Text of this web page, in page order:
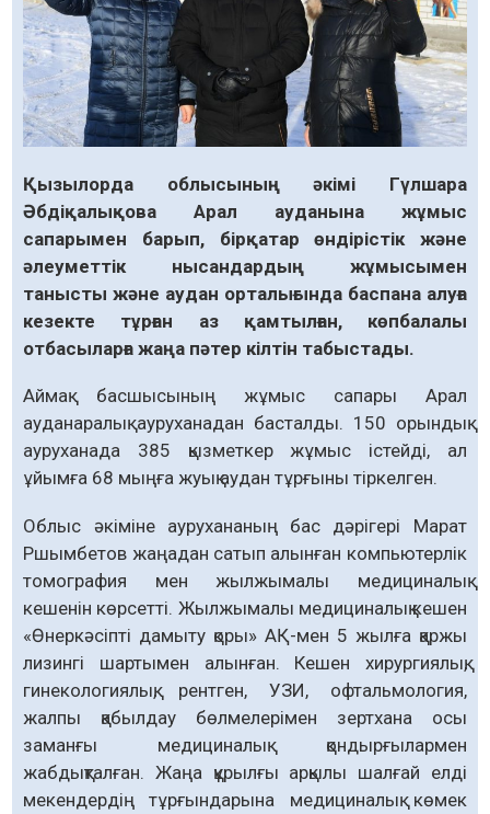
Қызылорда облысының әкімі Гүлшара
Әбдіқалықова Арал ауданына жұмыс
сапарымен барып, бірқатар өндірістік және
әлеуметтік нысандардың жұмысымен
танысты және аудан орталығында баспана алуға
кезекте тұрған аз қамтылған, көпбалалы
отбасыларға жаңа пәтер кілтін табыстады.
Аймақ басшысының жұмыс сапары Арал
ауданаралық ауруханадан басталды. 150 орындық
ауруханада 385 қызметкер жұмыс істейді, ал
ұйымға 68 мыңға жуық аудан тұрғыны тіркелген.
Облыс әкіміне аурухананың бас дәрігері Марат
Ршымбетов жаңадан сатып алынған компьютерлік
томография мен жылжымалы медициналық
кешенін көрсетті. Жылжымалы медициналық кешен
«Өнеркәсіпті дамыту қоры» АҚ-мен 5 жылға қаржы
лизингі шартымен алынған. Кешен хирургиялық,
гинекологиялық, рентген, УЗИ, офтальмология,
жалпы қабылдау бөлмелерімен зертхана осы
заманғы медициналық қондырғылармен
жабдықталған. Жаңа құрылғы арқылы шалғай елді
мекендердің тұрғындарына медициналық көмек